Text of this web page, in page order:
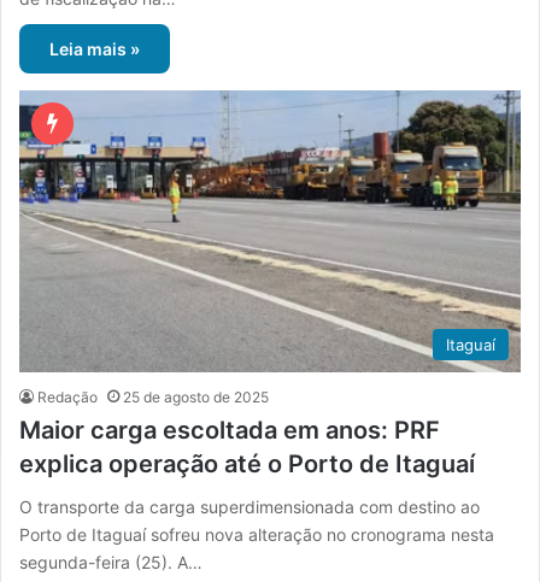
Leia mais »
Itaguaí
Redação 25 de agosto de 2025
Maior carga escoltada em anos: PRF
explica operação até o Porto de Itaguaí
O transporte da carga superdimensionada com destino ao
Porto de Itaguaí sofreu nova alteração no cronograma nesta
segunda-feira (25). A…